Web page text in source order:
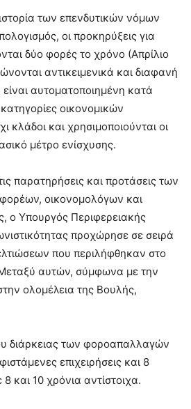
των επενδυτικών νόμων
οι προκηρύξεις για
δύο φορές το χρόνο (Απρίλιο
αντικειμενικά και διαφανή
είναι αυτοματοποιημένη κατά
οικονομικών
κλάδοι και χρησιμοποιούνται οι
μέτρο ενίσχυσης.
παρατηρήσεις και προτάσεις των
οικονομολόγων και
ο Υπουργός Περιφερειακής
προχώρησε σε σειρά
που περιλήφθηκαν στο
αυτών, σύμφωνα με την
ολομέλεια της Βουλής,
διάρκειας των φοροαπαλλαγών
επιχειρήσεις και 8
8 και 10 χρόνια αντίστοιχα.